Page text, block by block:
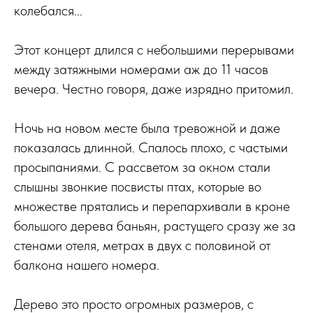
колебался...
Этот концерт длился с небольшими перерывами
между затяжными номерами аж до 11 часов
вечера. Честно говоря, даже изрядно притомил.
Ночь на новом месте была тревожной и даже
показалась длинной. Спалось плохо, с частыми
просыпаниями. С рассветом за окном стали
слышны звонкие посвисты птах, которые во
множестве прятались и перепархивали в кроне
большого дерева баньян, растущего сразу же за
стенами отеля, метрах в двух с половиной от
балкона нашего номера.
Дерево это просто огромных размеров, с